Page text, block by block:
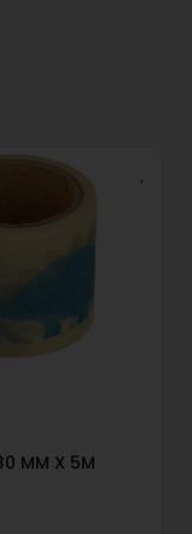
MM X 5M